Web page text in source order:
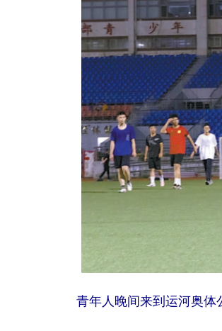
青年人晚间来到运河奥体